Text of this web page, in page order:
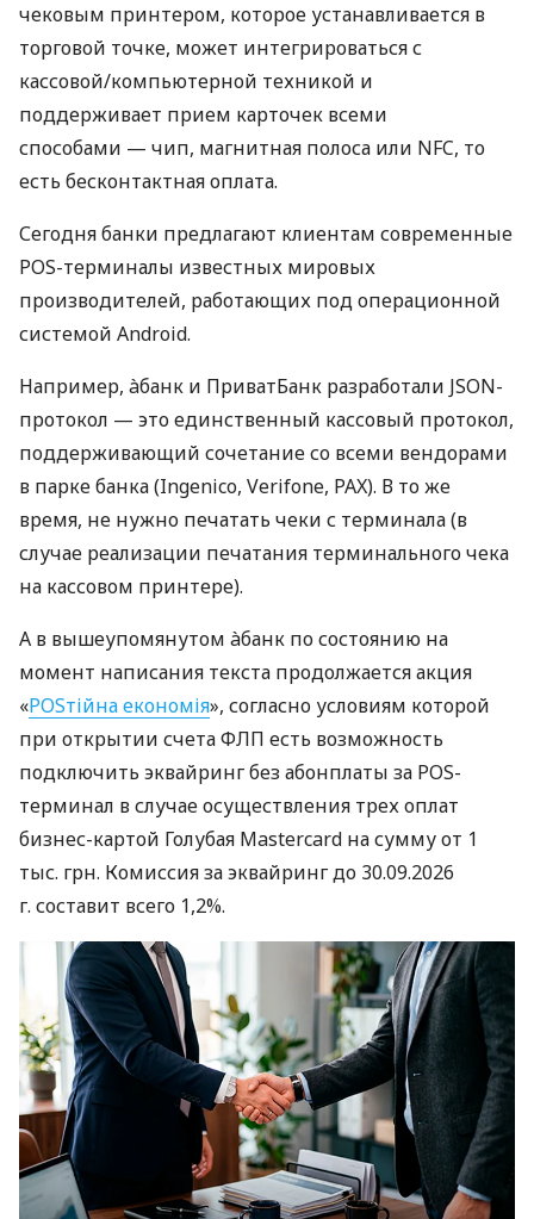
чековым принтером, которое устанавливается в
торговой точке, может интегрироваться с
кассовой/компьютерной техникой и
поддерживает прием карточек всеми
способами — чип, магнитная полоса или NFC, то
есть бесконтактная оплата.
Сегодня банки предлагают клиентам современные
POS-терминалы известных мировых
производителей, работающих под операционной
системой Android.
Например, àбанк и ПриватБанк разработали JSON-
протокол — это единственный кассовый протокол,
поддерживающий сочетание со всеми вендорами
в парке банка (Ingenico, Verifone, PAX). В то же
время, не нужно печатать чеки с терминала (в
случае реализации печатания терминального чека
на кассовом принтере).
А в вышеупомянутом àбанк по состоянию на
момент написания текста продолжается акция
«POSтійна економія», согласно условиям которой
при открытии счета ФЛП есть возможность
подключить эквайринг без абонплаты за POS-
терминал в случае осуществления трех оплат
бизнес-картой Голубая Mastercard на сумму от 1
тыс. грн. Комиссия за эквайринг до 30.09.2026
г. составит всего 1,2%.